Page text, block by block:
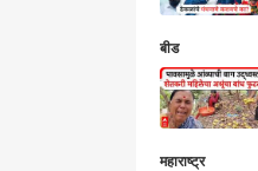
बीड
महाराष्ट्र